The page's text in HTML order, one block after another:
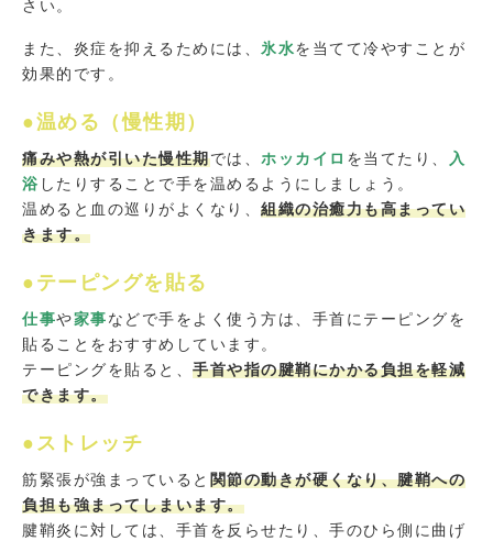
さい。
また、炎症を抑えるためには、 氷水を当てて冷やすことが
効果的です。
●温める（慢性期）
痛みや熱が引いた慢性期では、 ホッカイロ を当てたり、 入
浴 したりすることで手を温めるようにしましょう。
温めると血の巡りがよくなり、 組織の治癒力も高まってい
きます。
●テーピングを貼る
仕事や家事などで手をよく使う方は、手首にテーピングを
貼ることをおすすめしています。
テーピングを貼ると、 手首や指の腱鞘にかかる負担を軽減
できます。
●ストレッチ
筋緊張が強まっていると 関節の動きが硬くなり、腱鞘への
負担も強まってしまいます。
腱鞘炎に対しては、手首を反らせたり、手のひら側に曲げ